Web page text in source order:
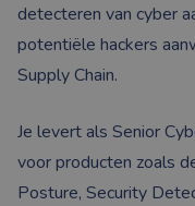
detecteren van cyber
potentiële hackers
Supply Chain.
Je levert als Senior
voor producten zoals
Posture, Security